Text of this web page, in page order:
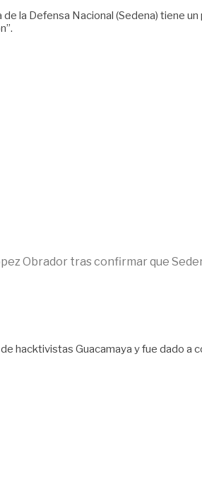
la Defensa Nacional (Sedena) tiene
Obrador tras confirmar que
hacktivistas Guacamaya y fue dado a